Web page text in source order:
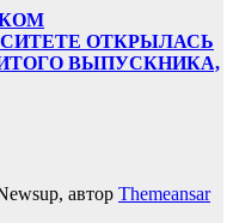
ОТКРЫЛАСЬ
ВЫПУСКНИКА,
автор Themeansar